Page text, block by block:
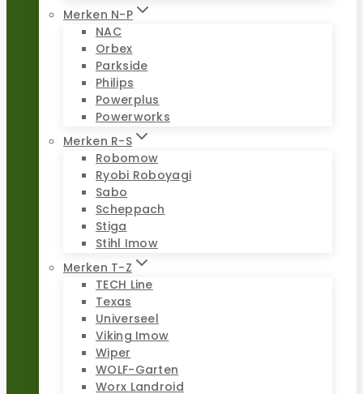
Merken N-P
NAC
Orbex
Parkside
Philips
Powerplus
Powerworks
Merken R-S
Robomow
Ryobi Roboyagi
Sabo
Scheppach
Stiga
Stihl Imow
Merken T-Z
TECH Line
Texas
Universeel
Viking Imow
Wiper
WOLF-Garten
Worx Landroid